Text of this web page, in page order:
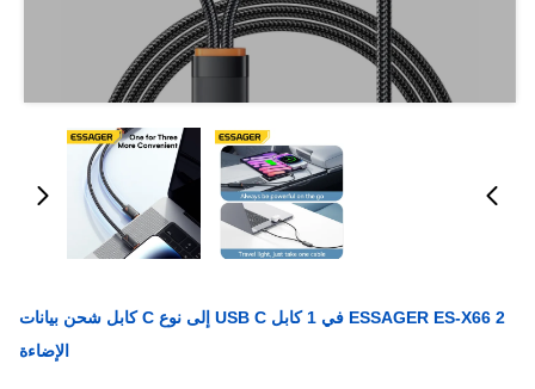
ESSAGER ES-X66 2 في 1 كابل USB C إلى نوع C كابل شحن بيانات
الإضاءة